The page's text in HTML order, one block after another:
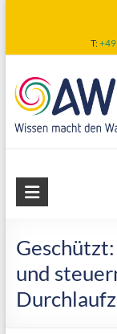
content
T:
AWF
wirtschaftliche
Fertigung
und